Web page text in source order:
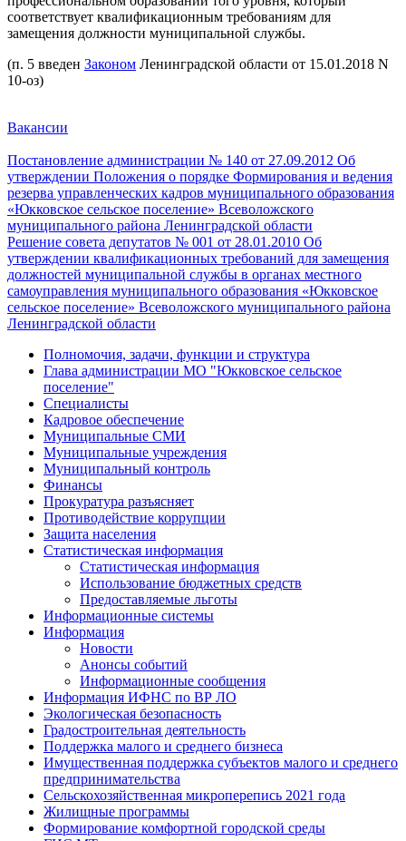
соответствует квалификационным требованиям для
замещения должности муниципальной службы.
(п. 5 введен Законом Ленинградской области от 15.01.2018 N
10-оз)
Вакансии
Постановление администрации № 140 от 27.09.2012 Об
утверждении Положения о порядке Формирования и ведения
резерва управленческих кадров муниципального образования
«Юкковское сельское поселение» Всеволожского
муниципального района Ленинградской области
Решение cовета депутатов № 001 от 28.01.2010 Об
утверждении квалификационных требований для замещения
должностей муниципальной службы в органах местного
самоуправления муниципального образования «Юкковское
сельское поселение» Всеволожского муниципального района
Ленинградской области
Полномочия, задачи, функции и структура
Глава администрации МО "Юкковское сельское
поселение"
Специалисты
Кадровое обеспечение
Муниципальные СМИ
Муниципальные учреждения
Муниципальный контроль
Финансы
Прокуратура разъясняет
Противодействие коррупции
Защита населения
Статистическая информация
Статистическая информация
Использование бюджетных средств
Предоставляемые льготы
Информационные системы
Информация
Новости
Анонсы событий
Информационные сообщения
Информация ИФНС по ВР ЛО
Экологическая безопасность
Градостроительная деятельность
Поддержка малого и среднего бизнеса
Имущественная поддержка субъектов малого и среднего
предпринимательства
Сельскохозяйственная микроперепись 2021 года
Жилищные программы
Формирование комфортной городской среды